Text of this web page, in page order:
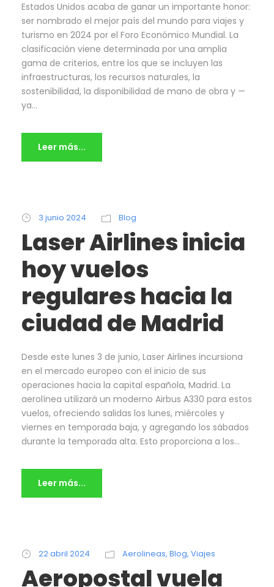
Estados Unidos acaba de ganar un importante honor:
ser nombrado el mejor país del mundo para viajes y
turismo en 2024 por el Foro Económico Mundial. La
clasificación viene determinada por una amplia
gama de criterios, entre los que se incluyen las
infraestructuras, los recursos naturales, la
sostenibilidad, la disponibilidad de mano de obra y —
ya...
Leer más...
3 junio 2024 Blog
Laser Airlines inicia
hoy vuelos
regulares hacia la
ciudad de Madrid
Desde este lunes 3 de junio, Laser Airlines incursiona
en el mercado europeo con el inicio de sus
operaciones hacia la capital española, Madrid. La
aerolínea utilizará un moderno Airbus A330 para estos
vuelos, ofreciendo salidas los lunes, miércoles y
viernes en temporada baja, y agregando los sábados
durante la temporada alta. Esto proporciona a los...
Leer más...
22 abril 2024 Aerolineas, Blog, Viajes
Aeropostal vuela